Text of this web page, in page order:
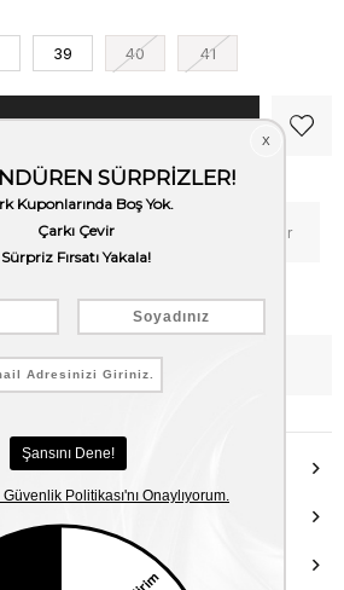
39 40 41
Fiyat Düşünce Haber Ver
WhatsApp’tan Bilgi Al